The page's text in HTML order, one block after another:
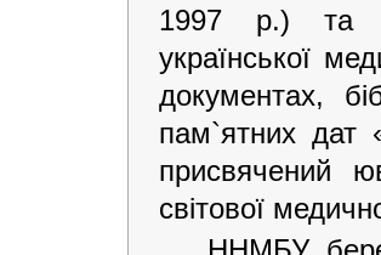
1997 р.) та
української
документах,
пам`ятних дат
присвячений
світової